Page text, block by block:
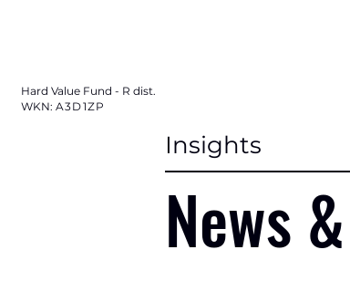
Hard Value Fund - R dist.
WKN: A3D1ZP
Insights
News